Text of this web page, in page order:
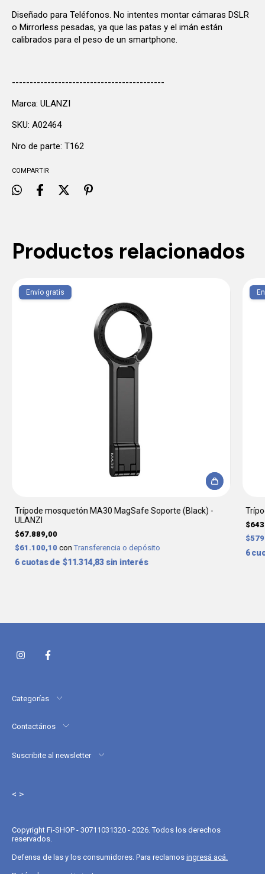
Diseñado para Teléfonos. No intentes montar cámaras DSLR
o Mirrorless pesadas, ya que las patas y el imán están
calibrados para el peso de un smartphone.
-------------------------------------------
Marca: ULANZI
SKU: A02464
Nro de parte: T162
COMPARTIR
Productos relacionados
Envío gratis
Trípode mosquetón MA30 MagSafe Soporte (Black) -
ULANZI
$67.889,00
$61.100,10 con Transferencia o depósito
6 $11.314,83 sin interés
6
Categorías
Contactános
Suscribite al newsletter
< >
Copyright Fi-SHOP - 30711031320 - 2026. Todos los derechos
reservados.
Defensa de las y los consumidores. Para reclamos ingresá acá.